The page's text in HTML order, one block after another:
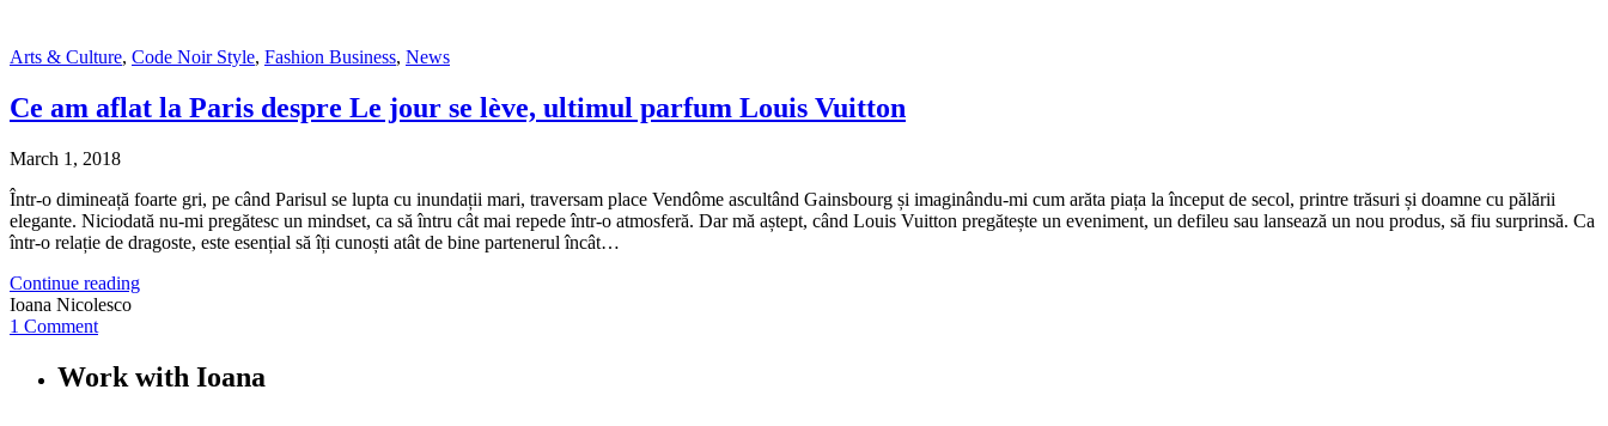
Arts & Culture, Code Noir Style, Fashion Business, News
Ce am aflat la Paris despre Le jour se lève, ultimul parfum Louis Vuitton
March 1, 2018
Într-o dimineață foarte gri, pe când Parisul se lupta cu inundații mari, traversam place Vendôme ascultând Gainsbourg și imaginându-mi cum arăta piața la început de secol, printre trăsuri și doamne cu pălării
elegante. Niciodată nu-mi pregătesc un mindset, ca să întru cât mai repede într-o atmosferă. Dar mă aștept, când Louis Vuitton pregătește un eveniment, un defileu sau lansează un nou produs, să fiu surprinsă. Ca
într-o relație de dragoste, este esențial să îți cunoști atât de bine partenerul încât…
Continue reading
Ioana Nicolesco
1 Comment
Work with Ioana